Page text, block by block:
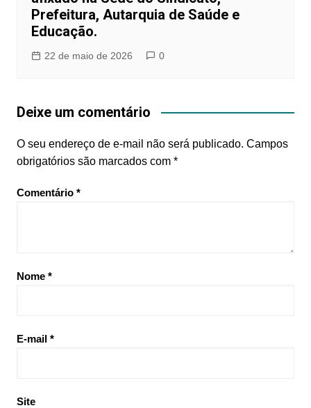
Prefeitura, Autarquia de Saúde e
Educação.
22 de maio de 2026 0
Deixe um comentário
O seu endereço de e-mail não será publicado. Campos
obrigatórios são marcados com *
Comentário *
Nome *
E-mail *
Site